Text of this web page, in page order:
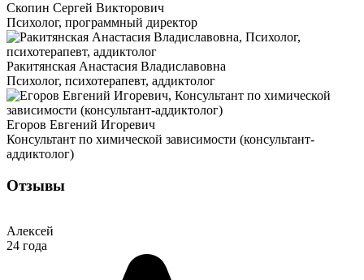
Скопин Сергей Викторович
Психолог, программный директор
Ракитянская Анастасия Владиславовна
Психолог, психотерапевт, аддиктолог
Егоров Евгений Игоревич
Консультант по химической зависимости (консультант-
аддиктолог)
Отзывы
Алексей
24 года